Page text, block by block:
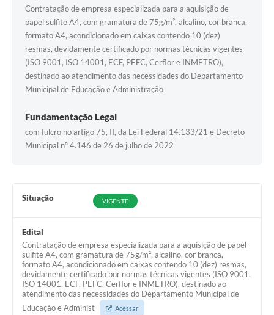
Contratação de empresa especializada para a aquisição de
papel sulfite A4, com gramatura de 75g/m², alcalino, cor branca,
formato A4, acondicionado em caixas contendo 10 (dez)
resmas, devidamente certificado por normas técnicas vigentes
(ISO 9001, ISO 14001, ECF, PEFC, Cerflor e INMETRO),
destinado ao atendimento das necessidades do Departamento
Municipal de Educação e Administração
Fundamentação Legal
com fulcro no artigo 75, II, da Lei Federal 14.133/21 e Decreto
Municipal nº 4.146 de 26 de julho de 2022
Situação VIGENTE
Edital
Contratação de empresa especializada para a aquisição de papel
sulfite A4, com gramatura de 75g/m², alcalino, cor branca,
formato A4, acondicionado em caixas contendo 10 (dez) resmas,
devidamente certificado por normas técnicas vigentes (ISO 9001,
ISO 14001, ECF, PEFC, Cerflor e INMETRO), destinado ao
atendimento das necessidades do Departamento Municipal de
Educação e Administ
Acessar